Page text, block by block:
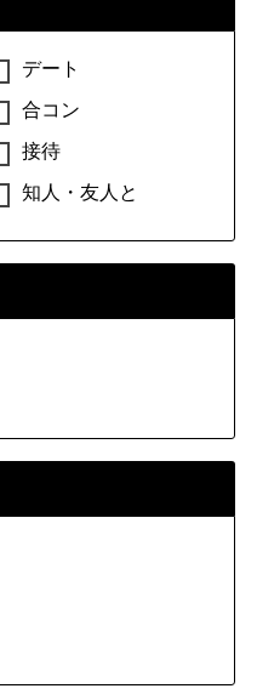
デート
合コン
接待
知人・友人と